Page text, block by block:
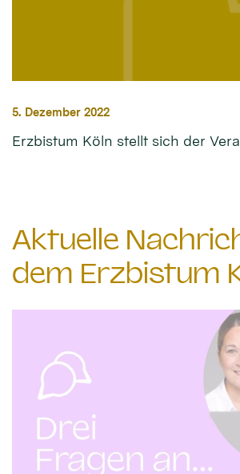
5. Dezember 2022
Erzbistum Köln stellt sich der
Aktuelle
dem Erzbistum